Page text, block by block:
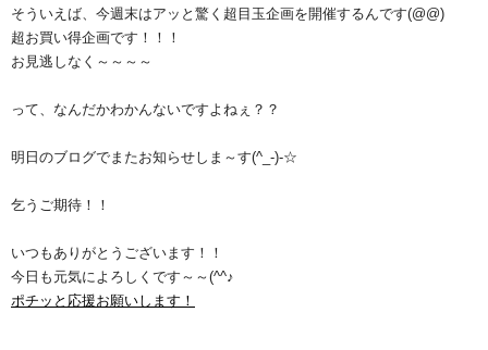
そういえば、今週末はアッと驚く超目玉企画を開催するんです(@@)
超お買い得企画です！！！
お見逃しなく～～～～
って、なんだかわかんないですよねぇ？？
明日のブログでまたお知らせしま～す(^_-)-☆
乞うご期待！！
いつもありがとうございます！！
今日も元気によろしくです～～(^^♪
ポチッと応援お願いします！